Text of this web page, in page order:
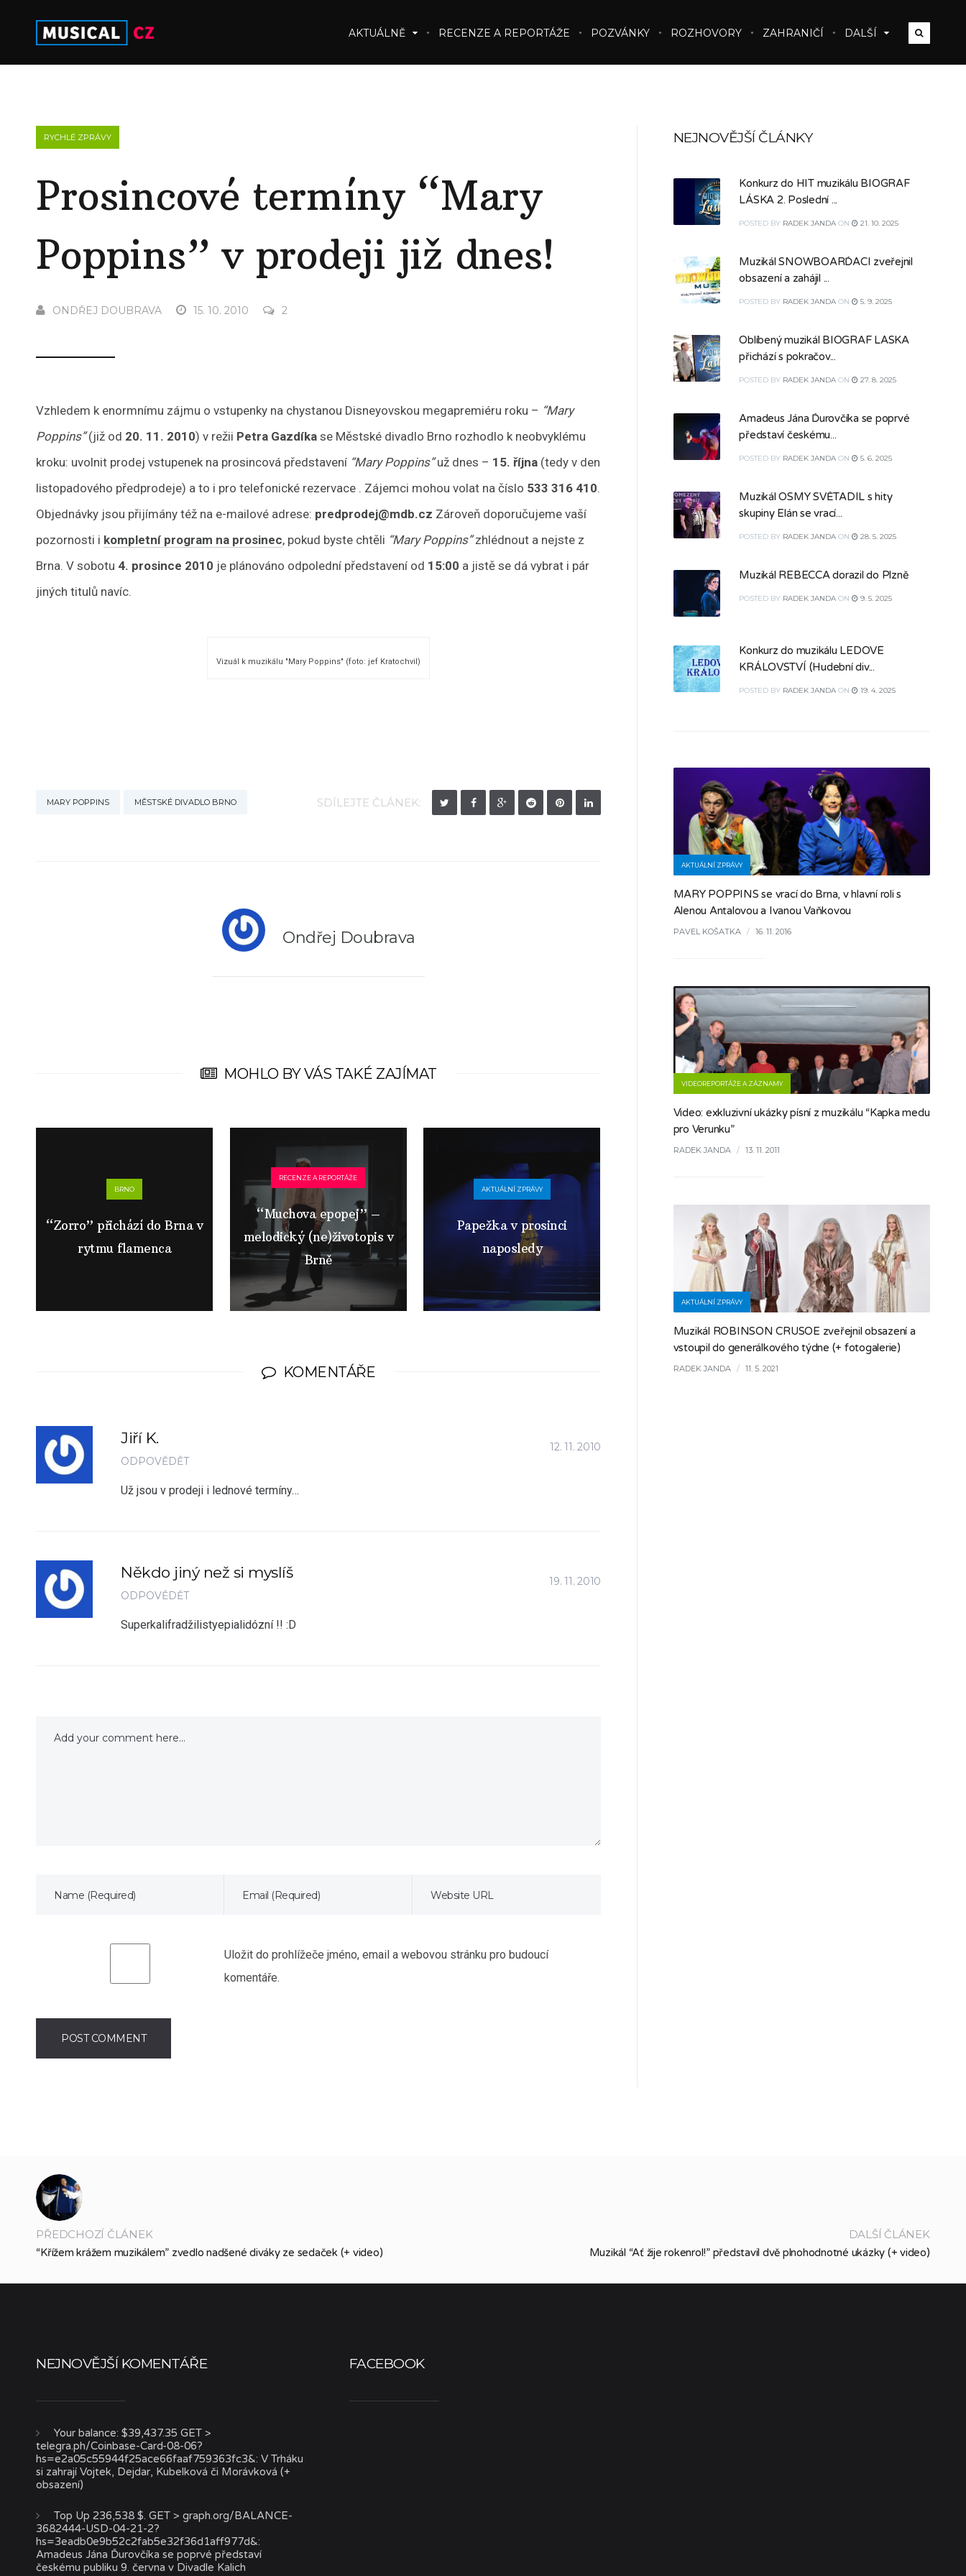
AKTUÁLNĚ RECENZE A REPORTÁŽE POZVÁNKY ROZHOVORY ZAHRANIČÍ DALŠÍ
RYCHLÉ ZPRÁVY
Prosincové termíny “Mary
Poppins” v prodeji již dnes!
ONDŘEJ DOUBRAVA 15. 10. 2010 2
Vzhledem k enormnímu zájmu o vstupenky na chystanou Disneyovskou megapremiéru roku – “Mary
Poppins”(již od 20. 11. 2010) v režii Petra Gazdíkase Městské divadlo Brno rozhodlo k neobvyklému
kroku: uvolnit prodej vstupenek na prosincová představení “Mary Poppins”už dnes – 15. října (tedy v den
listopadového předprodeje) a to i pro telefonické rezervace . Zájemci mohou volat na číslo 533 316 410.
Objednávky jsou přijímány též na e-mailové adrese: predprodej@mdb.cz Zároveň doporučujeme vaší
pozornosti i kompletní program na prosinec, pokud byste chtěli “Mary Poppins”zhlédnout a nejste z
Brna. V sobotu 4. prosince 2010 je plánováno odpolední představení od 15:00 a jistě se dá vybrat i pár
jiných titulů navíc.
Vizuál k muzikálu "Mary Poppins" (foto: jef Kratochvil)
MARY POPPINS MĚSTSKÉ DIVADLO BRNO SDÍLEJTE ČLÁNEK:
Ondřej Doubrava
MOHLO BY VÁS TAKÉ ZAJÍMAT
BRNO
“Zorro” přichází do Brna v
rytmu flamenca
RECENZE A REPORTÁŽE
“Muchova epopej” –
melodický (ne)životopis v
Brně
AKTUÁLNÍ ZPRÁVY
Papežka v prosinci
naposledy
KOMENTÁŘE
Jiří K.
ODPOVĚDĚT
12. 11. 2010
Už jsou v prodeji i lednové termíny…
Někdo jiný než si myslíš
ODPOVĚDĚT
19. 11. 2010
Superkalifradžilistyepialidózní !! :D
Uložit do prohlížeče jméno, email a webovou stránku pro budoucí
komentáře.
NEJNOVĚJŠÍ ČLÁNKY
Konkurz do HIT muzikálu BIOGRAF
LÁSKA 2. Poslední ...
POSTED BY RADEK JANDA ON 21. 10. 2025
Muzikál SNOWBOARĎÁCI zveřejnil
obsazení a zahájil ...
POSTED BY RADEK JANDA ON 5. 9. 2025
Oblíbený muzikál BIOGRAF LÁSKA
přichází s pokračov...
POSTED BY RADEK JANDA ON 27. 8. 2025
Amadeus Jána Ďurovčíka se poprvé
představí českému...
POSTED BY RADEK JANDA ON 5. 6. 2025
Muzikál OSMÝ SVĚTADÍL s hity
skupiny Elán se vrací...
POSTED BY RADEK JANDA ON 28. 5. 2025
Muzikál REBECCA dorazil do Plzně
POSTED BY RADEK JANDA ON 9. 5. 2025
Konkurz do muzikálu LEDOVÉ
KRÁLOVSTVÍ (Hudební div...
POSTED BY RADEK JANDA ON 19. 4. 2025
AKTUÁLNÍ ZPRÁVY
MARY POPPINS se vrací do Brna, v hlavní roli s
Alenou Antalovou a Ivanou Vaňkovou
PAVEL KOŠATKA / 16. 11. 2016
VIDEOREPORTÁŽE A ZÁZNAMY
Video: exkluzivní ukázky písní z muzikálu “Kapka medu
pro Verunku”
RADEK JANDA / 13. 11. 2011
AKTUÁLNÍ ZPRÁVY
Muzikál ROBINSON CRUSOE zveřejnil obsazení a
vstoupil do generálkového týdne (+ fotogalerie)
RADEK JANDA / 11. 5. 2021
PŘEDCHOZÍ ČLÁNEK
“Křížem krážem muzikálem” zvedlo nadšené diváky ze sedaček (+ video)
DALŠÍ ČLÁNEK
Muzikál “Ať žije rokenrol!” představil dvě plnohodnotné ukázky (+ video)
NEJNOVĚJŠÍ KOMENTÁŘE
Your balance: $39,437.35 GET >
telegra.ph/Coinbase-Card-08-06?
hs=e2a05c55944f25ace66faaf759363fc3&:V Trháku
si zahrají Vojtek, Dejdar, Kubelková či Morávková (+
obsazení)
Top Up 236,538 $. GET > graph.org/BALANCE-
3682444-USD-04-21-2?
hs=3eadb0e9b52c2fab5e32f36d1aff977d&:
Amadeus Jána Ďurovčíka se poprvé představí
českému publiku 9. června v Divadle Kalich
FACEBOOK